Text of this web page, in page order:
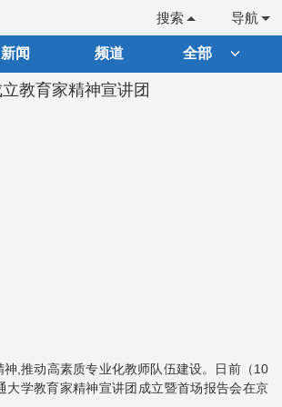
导航
搜索
新闻 频道 全部
教育家精神宣讲团
神,推动高素质专业化教师队伍建设。日前（10
大学教育家精神宣讲团成立暨首场报告会在京